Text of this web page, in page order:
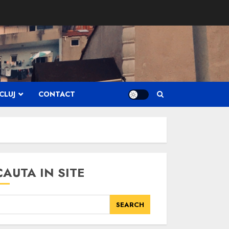
CONTACT
IN SITE
SEARCH